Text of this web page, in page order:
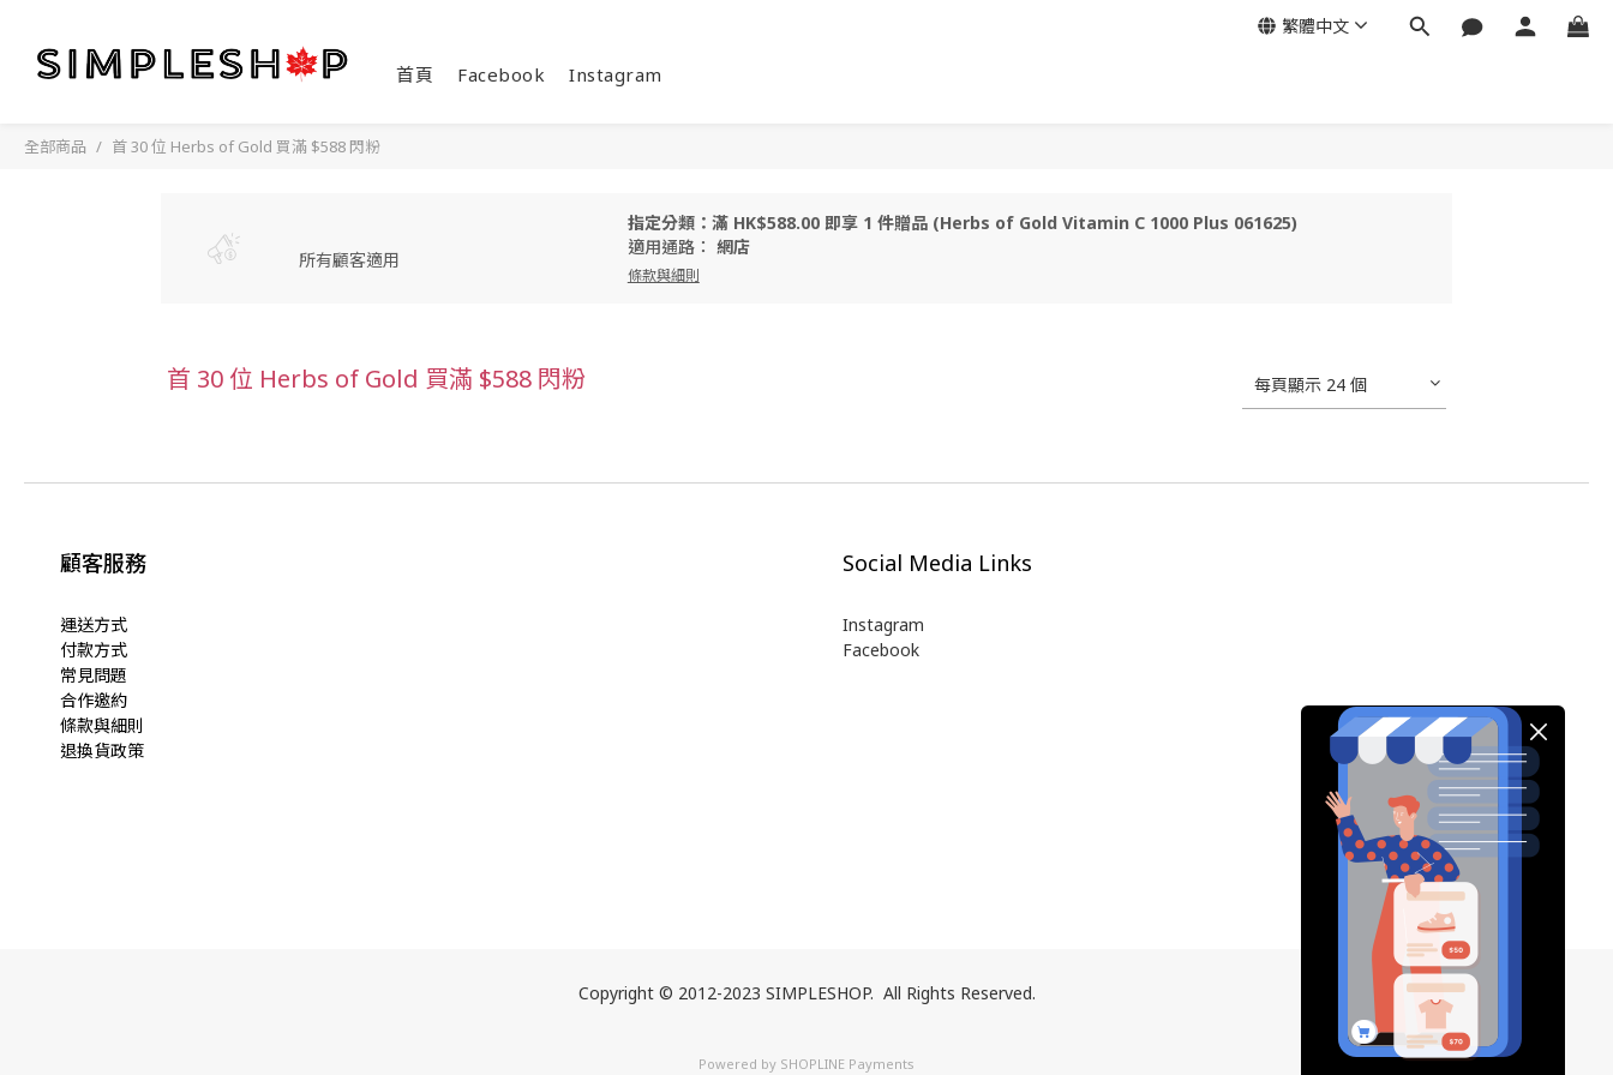
首頁 Facebook Instagram
繁體中文
全部商品 首 30 位 Herbs of Gold 買滿 $588 閃粉
所有顧客適用
指定分類：滿 HK$588.00 即享 1 件贈品 (Herbs of Gold Vitamin C 1000 Plus 061625)
適用通路： 網店
條款與細則
首 30 位 Herbs of Gold 買滿 $588 閃粉 每頁顯示 24 個
顧客服務
運送方式
付款方式
常見問題
合作邀約
條款與細則
退換貨政策
Social Media Links
Instagram
Facebook
Copyright © 2012-2023 SIMPLESHOP. All Rights Reserved.
Powered by SHOPLINE Payments